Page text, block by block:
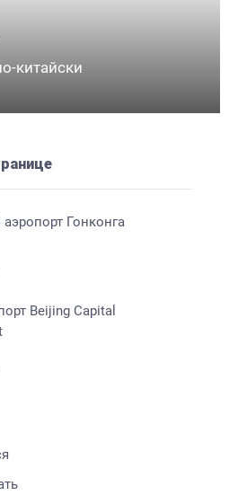
китайски
Гонконга
Beijing Capital